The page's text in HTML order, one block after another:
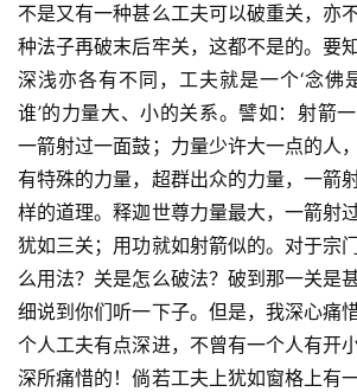
不是又有一种甚么工夫可以破重关，亦
种法子再破末后牢关，这都不是的。要
深浅亦各有不同，工夫就是一个‘念佛
谁’的力量大、小的关系。譬如：射箭
一箭射过一面鼓；力量少许大一点的人
有特殊的力量，超群出众的力量，一箭
样的道理。释迦世尊力量最大，一箭射
犹如三关；用功就如射箭似的。对于宗
么用法？关是怎么破法？破到那一关是
细说到你们听一下子。但是，我深心痛
个人工夫有点深进，不曾有一个人有开
深所痛惜的！倘若工夫上犹如窗格上有